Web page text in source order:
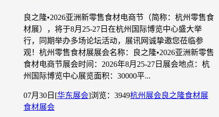
良之隆•2026亚洲新零售食材电商节（简称：杭州零售食
材展），将于8月25-27日在杭州国际博览中心盛大举
行，同期举办多场论坛活动，展讯网诚挚邀您莅临参
观！杭州零售食材展展会名称：良之隆•2026亚洲新零售
食材电商节展会时间：2026年8月25-27日展会地点：杭
州国际博览中心展览面积：30000平...
07月30日 [华东展会]浏览：3949杭州展会 良之隆食材展
食材展会